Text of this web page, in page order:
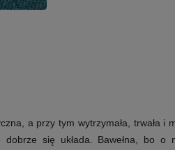
a przy tym wytrzymała, trwała
się układa. Bawełna, bo o